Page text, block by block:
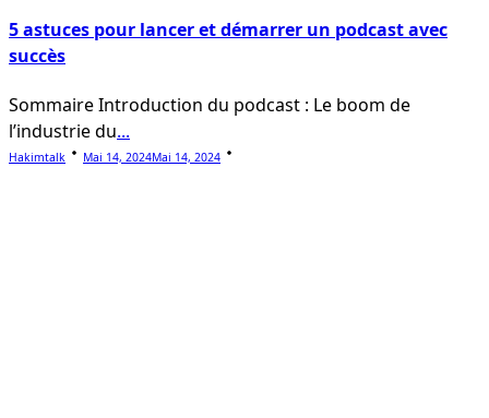
5 astuces pour lancer et démarrer un podcast avec
succès
Sommaire Introduction du podcast : Le boom de
l’industrie du...
Hakimtalk Mai 14, 2024Mai 14, 2024